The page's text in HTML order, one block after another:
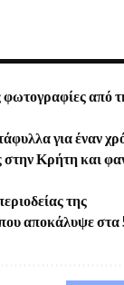
από
για έναν
Κρήτη και
της
αποκάλυψε στα